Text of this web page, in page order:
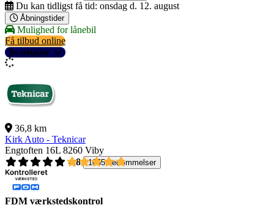
Du kan tidligst få tid: onsdag d. 12. august
Åbningstider
Mulighed for lånebil
Få tilbud online
Se detaljer
36,8 km
Kirk Auto - Teknicar
Engtoften 16L 8260 Viby
4,8
1055 bedømmelser
FDM værkstedskontrol